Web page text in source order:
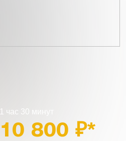
1 час 30 минут
10 800 ₽*